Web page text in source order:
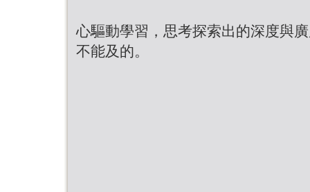
心驅動學習，思考探索出的深度與
不能及的。